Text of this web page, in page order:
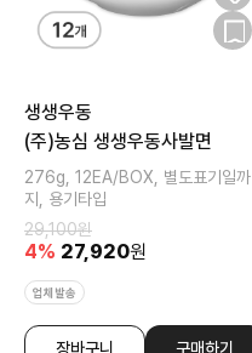
생생우동
(주)농심 생생우동사발면
276g, 12EA/BOX, 별도표기일까
지, 용기타입
29,100원
4% 27,920원
업체발송
장바구니 구매하기